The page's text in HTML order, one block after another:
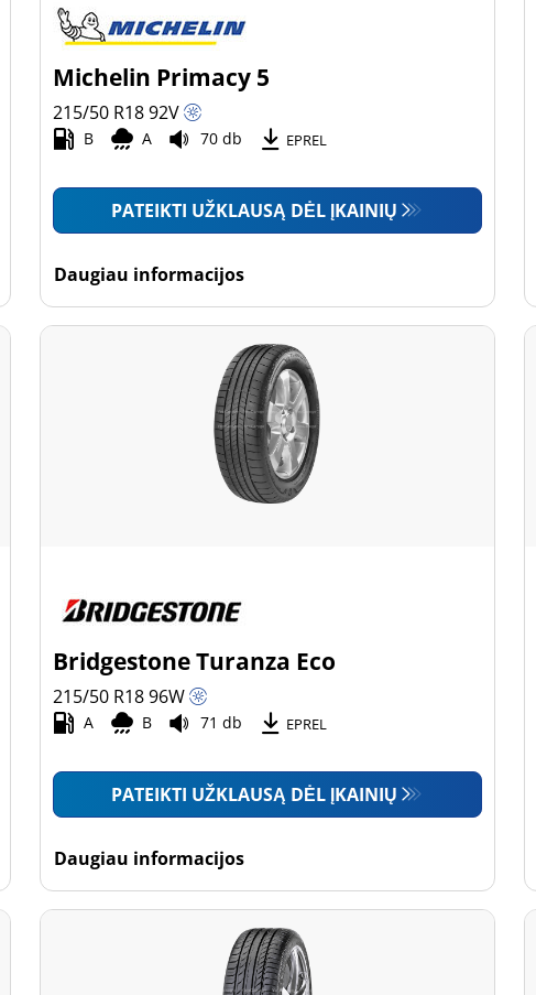
Michelin Primacy 5
215/50 R1892V
B A 70 db EPREL
PATEIKTI UŽKLAUSĄ DĖL ĮKAINIŲ
Daugiau informacijos
Bridgestone Turanza Eco
215/50 R1896W
A B 71 db EPREL
PATEIKTI UŽKLAUSĄ DĖL ĮKAINIŲ
Daugiau informacijos